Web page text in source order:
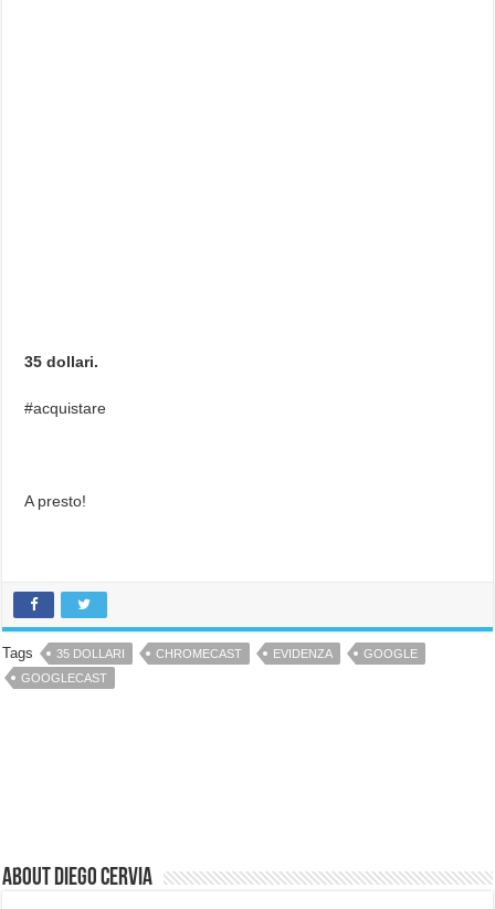
35 dollari.
#acquistare
A presto!
Tags 35 DOLLARI CHROMECAST EVIDENZA
GOOGLE
GOOGLECAST
About Diego Cervia